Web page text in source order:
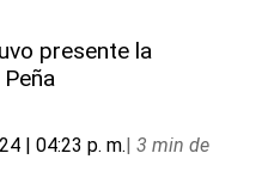
presente la
| 04:23 p. m.| 3 min de